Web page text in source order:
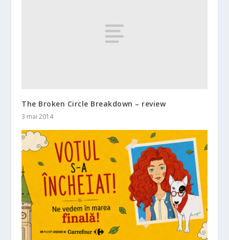
The Broken Circle Breakdown – review
3 mai 2014